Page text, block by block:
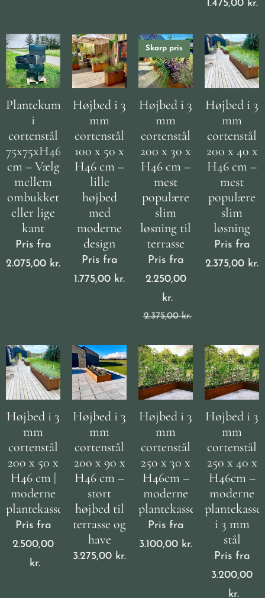
1.475,00kr.
Plantekumme
i
cortenstål
75x75xH46
cm – Vælg
mellem
ombukket
eller lige
kant
Pris fra
2.075,00 kr.
Højbed i 3
mm
cortenstål
100 x 50 x
H46 cm –
lille
højbed
med
moderne
design
Pris fra
1.775,00 kr.
Højbed i 3
mm
cortenstål
200 x 30 x
H46 cm –
mest
populære
slim
løsning til
terrasse
Skarp pris
Pris fra
2.250,00
kr.
2.375,00kr.
Højbed i 3
mm
cortenstål
200 x 40 x
H46 cm –
mest
populære
slim
løsning
Pris fra
2.375,00 kr.
Højbed i 3
mm
cortenstål
200 x 50 x
H46 cm |
moderne
plantekasse
Pris fra
2.500,00
kr.
Højbed i 3
mm
cortenstål
200 x 90 x
H46 cm –
stort
højbed til
terrasse og
have
3.275,00 kr.
Højbed i 3
mm
cortenstål
250 x 30 x
H46cm –
moderne
plantekasse
Pris fra
3.100,00 kr.
Højbed i 3
mm
cortenstål
250 x 40 x
H46cm –
moderne
plantekasse
i 3 mm
stål
Pris fra
3.200,00
kr.